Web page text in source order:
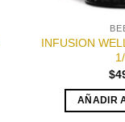
INFUSION
$
AÑADIR